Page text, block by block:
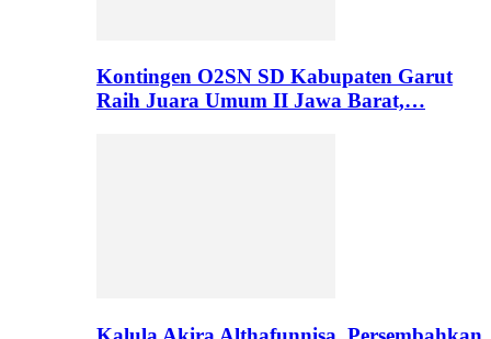
Kontingen O2SN SD Kabupaten Garut
Raih Juara Umum II Jawa Barat,…